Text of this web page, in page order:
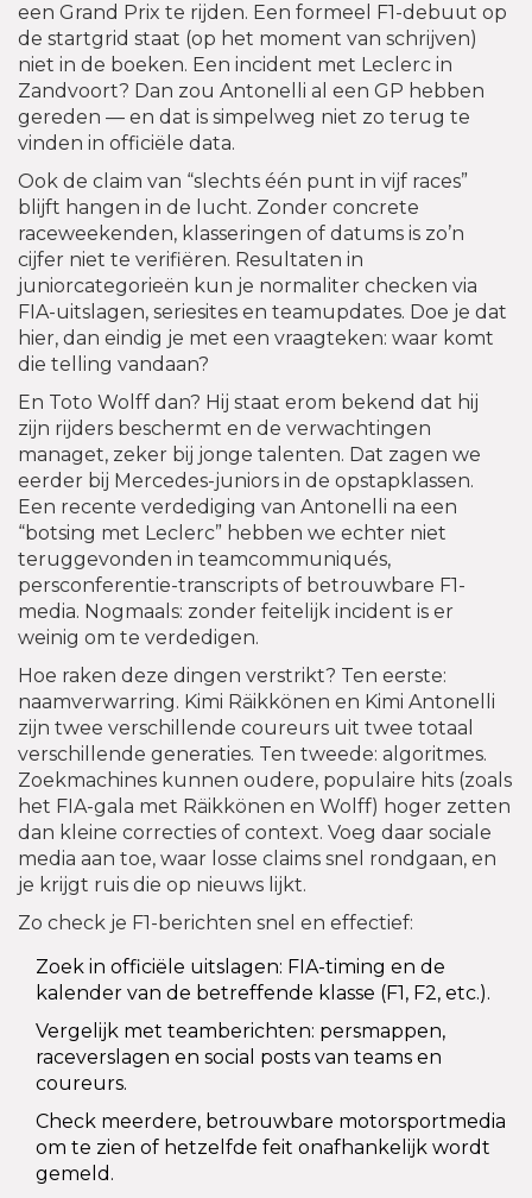
een Grand Prix te rijden. Een formeel F1-debuut op
de startgrid staat (op het moment van schrijven)
niet in de boeken. Een incident met Leclerc in
Zandvoort? Dan zou Antonelli al een GP hebben
gereden — en dat is simpelweg niet zo terug te
vinden in officiële data.
Ook de claim van “slechts één punt in vijf races”
blijft hangen in de lucht. Zonder concrete
raceweekenden, klasseringen of datums is zo’n
cijfer niet te verifiëren. Resultaten in
juniorcategorieën kun je normaliter checken via
FIA-uitslagen, seriesites en teamupdates. Doe je dat
hier, dan eindig je met een vraagteken: waar komt
die telling vandaan?
En Toto Wolff dan? Hij staat erom bekend dat hij
zijn rijders beschermt en de verwachtingen
managet, zeker bij jonge talenten. Dat zagen we
eerder bij Mercedes-juniors in de opstapklassen.
Een recente verdediging van Antonelli na een
“botsing met Leclerc” hebben we echter niet
teruggevonden in teamcommuniqués,
persconferentie-transcripts of betrouwbare F1-
media. Nogmaals: zonder feitelijk incident is er
weinig om te verdedigen.
Hoe raken deze dingen verstrikt? Ten eerste:
naamverwarring. Kimi Räikkönen en Kimi Antonelli
zijn twee verschillende coureurs uit twee totaal
verschillende generaties. Ten tweede: algoritmes.
Zoekmachines kunnen oudere, populaire hits (zoals
het FIA-gala met Räikkönen en Wolff) hoger zetten
dan kleine correcties of context. Voeg daar sociale
media aan toe, waar losse claims snel rondgaan, en
je krijgt ruis die op nieuws lijkt.
Zo check je F1-berichten snel en effectief:
Zoek in officiële uitslagen: FIA-timing en de
kalender van de betreffende klasse (F1, F2, etc.).
Vergelijk met teamberichten: persmappen,
raceverslagen en social posts van teams en
coureurs.
Check meerdere, betrouwbare motorsportmedia
om te zien of hetzelfde feit onafhankelijk wordt
gemeld.